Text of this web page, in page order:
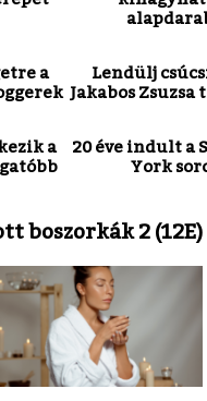
a
Lendülj
Jakabos
a
20 éve indult a
York
boszorkák 2 (12E)